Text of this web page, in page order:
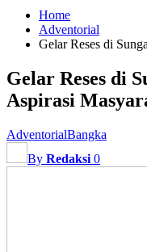
Home
Adventorial
Gelar Reses di
Gelar Reses di
Aspirasi
AdventorialBangka
By Redaksi 0